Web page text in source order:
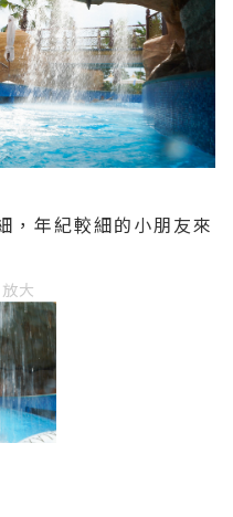
，年紀較細的小朋友來
大